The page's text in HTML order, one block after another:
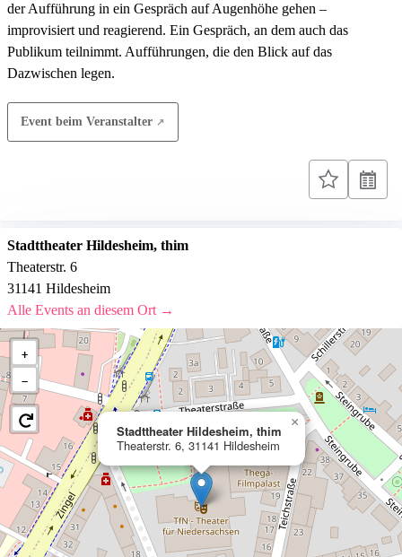
der Aufführung in ein Gespräch auf Augenhöhe gehen –
improvisiert und reagierend. Ein Gespräch, an dem auch das
Publikum teilnimmt. Aufführungen, die den Blick auf das
Dazwischen legen.
Event beim Veranstalter
Stadttheater Hildesheim, thim
Theaterstr. 6
31141 Hildesheim
Alle Events an diesem Ort →
Stadttheater Hildesheim, thim
Theaterstr. 6, 31141 Hildesheim
×
+
−